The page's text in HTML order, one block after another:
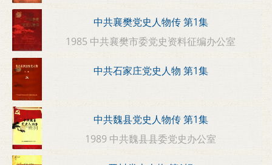
中共襄樊党史人物传 第1集
1985 中共襄樊市委党史资料征编办公室
中共石家庄党史人物 第1集
中共魏县党史人物传 第1集
1989 中共魏县县委党史办公室